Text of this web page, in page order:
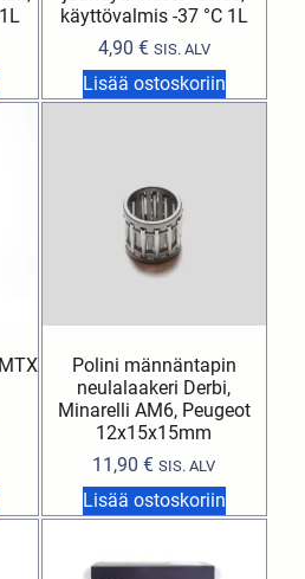
käyttövalmis -37 °C 1L
4,90 € SIS. ALV
Lisää ostoskoriin
Polini männäntapin
neulalaakeri Derbi,
Minarelli AM6, Peugeot
12x15x15mm
11,90€ SIS. ALV
Lisää ostoskoriin